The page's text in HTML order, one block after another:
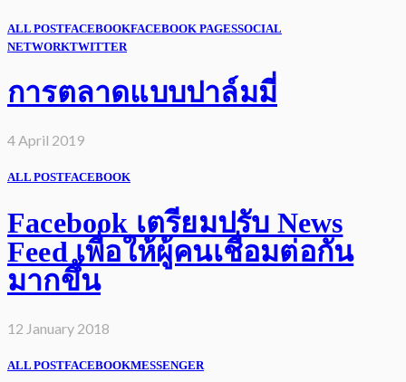
ALL POSTFACEBOOKFACEBOOK PAGESSOCIAL
NETWORKTWITTER
การตลาดแบบปาล์มมี่
4 April 2019
ALL POSTFACEBOOK
Facebook เตรียมปรับ News
Feed เพื่อให้ผู้คนเชื่อมต่อกัน
มากขึ้น
12 January 2018
ALL POSTFACEBOOKMESSENGER